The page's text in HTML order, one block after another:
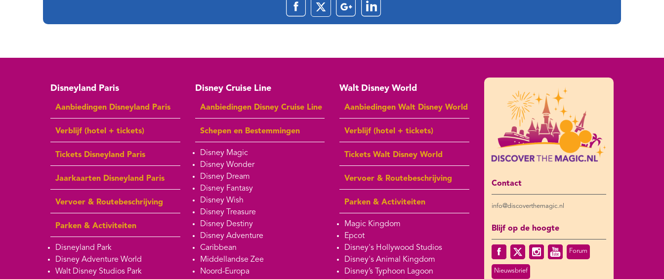
Disneyland Paris
Aanbiedingen Disneyland Paris
Verblijf (hotel + tickets)
Tickets Disneyland Paris
Jaarkaarten Disneyland Paris
Vervoer & Routebeschrijving
Parken & Activiteiten
Disneyland Park
Disney Adventure World
Walt Disney Studios Park
Disney Cruise Line
Aanbiedingen Disney Cruise Line
Schepen en Bestemmingen
Disney Magic
Disney Wonder
Disney Dream
Disney Fantasy
Disney Wish
Disney Treasure
Disney Destiny
Disney Adventure
Caribbean
Middellandse Zee
Noord-Europa
Walt Disney World
Aanbiedingen Walt Disney World
Verblijf (hotel + tickets)
Tickets Walt Disney World
Vervoer & Routebeschrijving
Parken & Activiteiten
Magic Kingdom
Epcot
Disney's Hollywood Studios
Disney's Animal Kingdom
Disney’s Typhoon Lagoon
Contact
info@discoverthemagic.nl
Blijf op de hoogte
Forum
Nieuwsbrief